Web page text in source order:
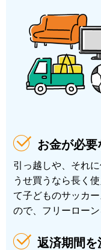
お金が必要
引っ越しや、それ
うせ買うなら長く
て子どものサッカ
ので、フリーローン
返済期間を